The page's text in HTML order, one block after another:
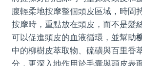
腹輕柔地按摩整個頭皮區域，時間
按摩時，重點放在頭皮，而不是髮
可以促進頭皮的血液循環，並幫助
中的柳樹皮萃取物、硫磺與百里香
分，更深入地作用於毛囊與頭皮表